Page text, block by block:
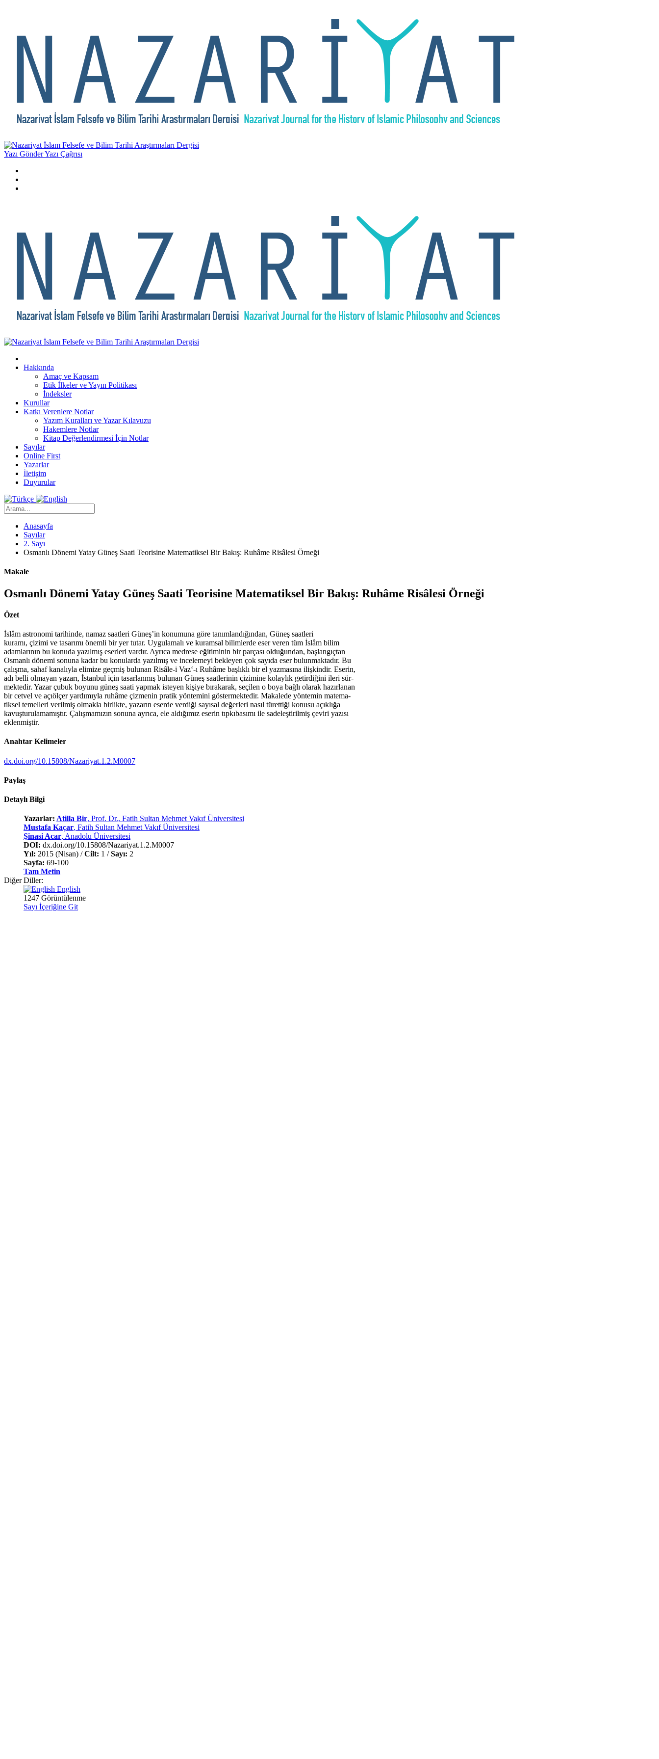
Yazı GönderYazı Çağrısı
Hakkında
Amaç ve Kapsam
Etik İlkeler ve Yayın Politikası
İndeksler
Kurullar
Katkı Verenlere Notlar
Yazım Kuralları ve Yazar Kılavuzu
Hakemlere Notlar
Kitap Değerlendirmesi İçin Notlar
Sayılar
Online First
Yazarlar
İletişim
Duyurular
Anasayfa
Sayılar
2. Sayı
Osmanlı Dönemi Yatay Güneş Saati Teorisine Matematiksel Bir Bakış: Ruhâme Risâlesi Örneği
Makale
Osmanlı Dönemi Yatay Güneş Saati Teorisine Matematiksel Bir Bakış: Ruhâme Risâlesi Örneği
Özet
İslâm astronomi tarihinde, namaz saatleri Güneş’in konumuna göre tanımlandığından, Güneş saatleri
kuramı, çizimi ve tasarımı önemli bir yer tutar. Uygulamalı ve kuramsal bilimlerde eser veren tüm İslâm bilim
adamlarının bu konuda yazılmış eserleri vardır. Ayrıca medrese eğitiminin bir parçası olduğundan, başlangıçtan
Osmanlı dönemi sonuna kadar bu konularda yazılmış ve incelemeyi bekleyen çok sayıda eser bulunmaktadır. Bu
çalışma, sahaf kanalıyla elimize geçmiş bulunan Risâle-i Vaz‘-ı Ruhâme başlıklı bir el yazmasına ilişkindir. Eserin,
adı belli olmayan yazarı, İstanbul için tasarlanmış bulunan Güneş saatlerinin çizimine kolaylık getirdiğini ileri sür-
mektedir. Yazar çubuk boyunu güneş saati yapmak isteyen kişiye bırakarak, seçilen o boya bağlı olarak hazırlanan
bir cetvel ve açıölçer yardımıyla ruhâme çizmenin pratik yöntemini göstermektedir. Makalede yöntemin matema-
tiksel temelleri verilmiş olmakla birlikte, yazarın eserde verdiği sayısal değerleri nasıl türettiği konusu açıklığa
kavuşturulamamıştır. Çalışmamızın sonuna ayrıca, ele aldığımız eserin tıpkıbasımı ile sadeleştirilmiş çeviri yazısı
eklenmiştir.
Anahtar Kelimeler
dx.doi.org/10.15808/Nazariyat.1.2.M0007
Paylaş
Detaylı Bilgi
Yazarlar: Atilla Bir, Prof. Dr., Fatih Sultan Mehmet Vakıf Üniversitesi
Mustafa Kaçar, Fatih Sultan Mehmet Vakıf Üniversitesi
Şinasi Acar, Anadolu Üniversitesi
DOI: dx.doi.org/10.15808/Nazariyat.1.2.M0007
Yıl: 2015 (Nisan) /Cilt: 1 /Sayı: 2
Sayfa: 69-100
Tam Metin
Diğer Diller:
English
1247 Görüntülenme
Sayı İçeriğine Git